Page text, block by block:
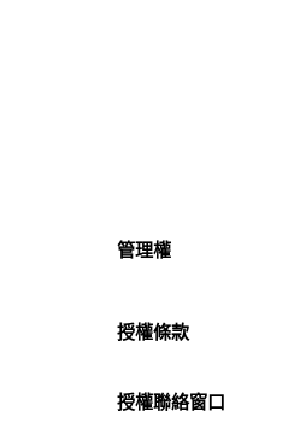
管理權
授權條款
授權聯絡窗口